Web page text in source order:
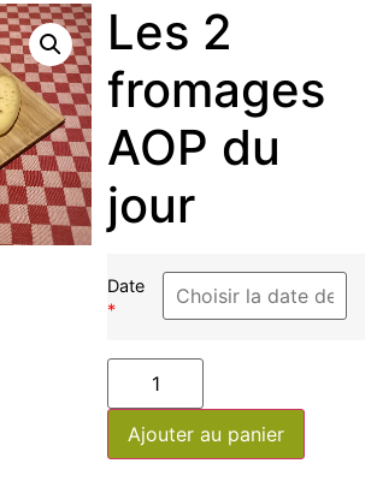
Les 2
fromages
AOP du
jour
Date
*
Ajouter au panier